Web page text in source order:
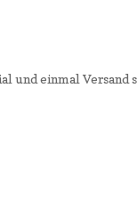
und einmal Versand